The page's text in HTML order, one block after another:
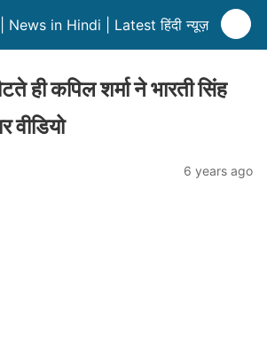
in Hindi | Latest हिंदी न्यूज़
ही कपिल शर्मा ने भारती सिंह
वीडियो
6 years ago